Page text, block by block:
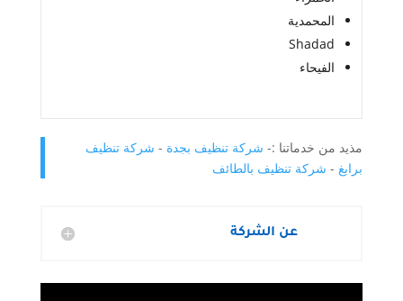
المحمدية
Shadad
الفيحاء
مذيد من خدماتنا :- شركة تنظيف بجدة - شركة تنظيف
برابغ- شركة تنظيف بالطائف
عن الشركة